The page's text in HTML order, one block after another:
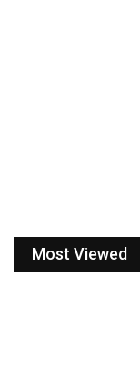
Most Viewed